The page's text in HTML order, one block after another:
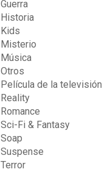
Guerra
Historia
Kids
Misterio
Música
Otros
Película de la televisión
Reality
Romance
Sci-Fi & Fantasy
Soap
Suspense
Terror